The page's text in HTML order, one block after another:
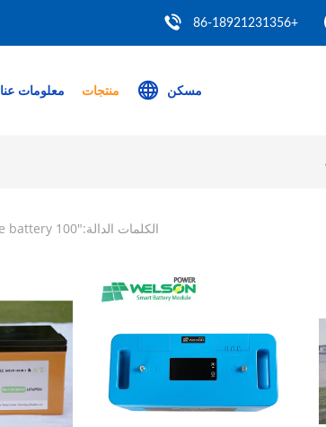
+86-18921231356
مسكن منتجات معلومات عنا
الكلمات الدالة:"100 amp hour lithium iron phosphate battery